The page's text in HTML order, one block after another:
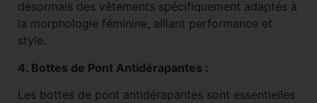
désormais des vêtements spécifiquement adaptés à
la morphologie féminine, alliant performance et
style.
4. Bottes de Pont Antidérapantes :
Les bottes de pont antidérapantes sont essentielles